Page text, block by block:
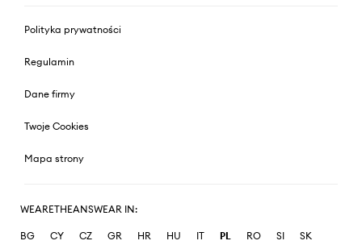
Polityka prywatności
Regulamin
Dane firmy
Twoje Cookies
Mapa strony
WEARETHEANSWEAR IN:
BG CY CZ GR HR HU IT PL RO SI SK